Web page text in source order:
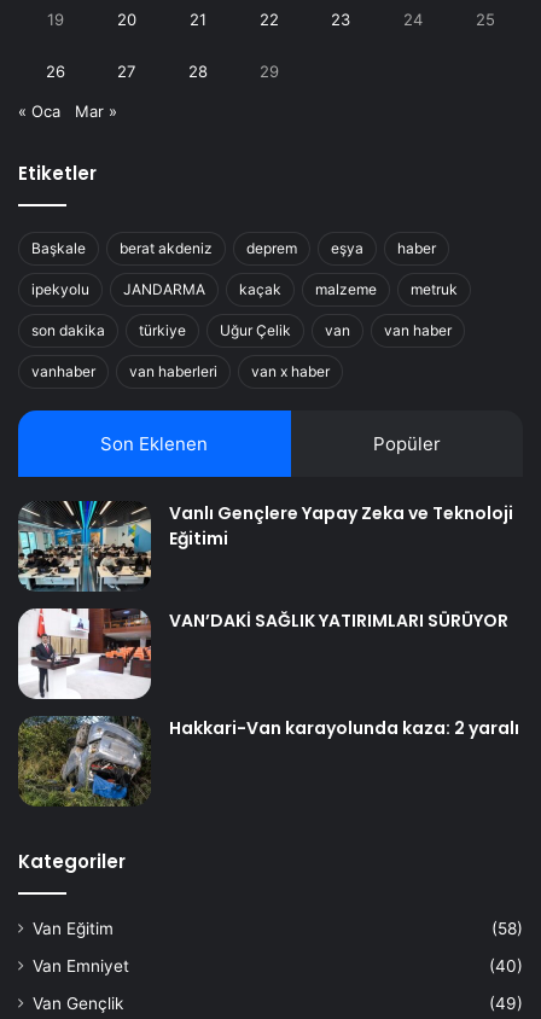
19 20 21 22 23 24 25
26 27 28 29
« Oca Mar »
Etiketler
Başkale berat akdeniz deprem eşya haber
ipekyolu JANDARMA kaçak malzeme metruk
son dakika türkiye Uğur Çelik van van haber
vanhaber van haberleri van x haber
Son Eklenen Popüler
Vanlı Gençlere Yapay Zeka ve Teknoloji
Eğitimi
VAN’DAKİ SAĞLIK YATIRIMLARI SÜRÜYOR
Hakkari-Van karayolunda kaza: 2 yaralı
Kategoriler
Van Eğitim
(58)
Van Emniyet
(40)
Van Gençlik
(49)